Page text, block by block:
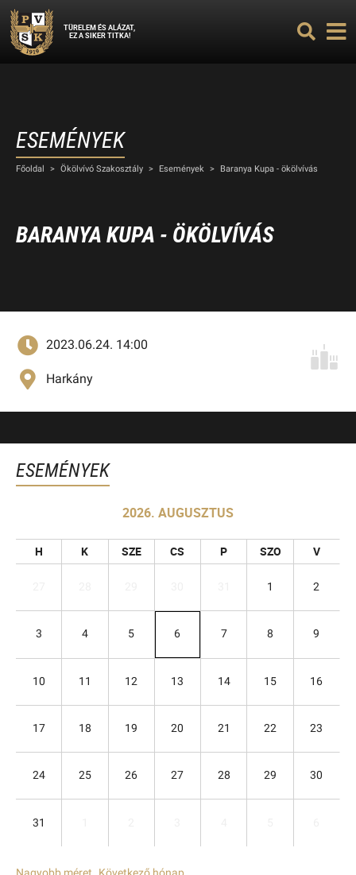
TÜRELEM ÉS ALÁZAT,
EZ A SIKER TITKA!
ESEMÉNYEK
Főoldal > Ökölvívó Szakosztály > Események > Baranya Kupa - ökölvívás
BARANYA KUPA - ÖKÖLVÍVÁS
2023.06.24. 14:00
Harkány
ESEMÉNYEK
2026. AUGUSZTUS
H K SZE CS P SZO V
1 2
3 4 5 6 7 8 9
10 11 12 13 14 15 16
17 18 19 20 21 22 23
24 25 26 27 28 29 30
31